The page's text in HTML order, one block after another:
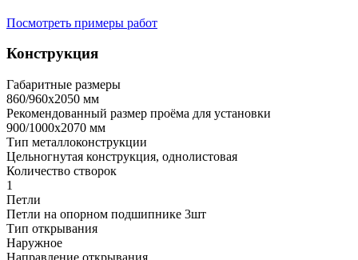
Посмотреть примеры работ
Конструкция
Габаритные размеры
860/960х2050 мм
Рекомендованный размер проёма для установки
900/1000х2070 мм
Тип металлоконструкции
Цельногнутая конструкция, однолистовая
Количество створок
1
Петли
Петли на опорном подшипнике 3шт
Тип открывания
Наружное